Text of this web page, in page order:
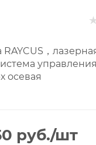
RAYCUS，
осевая
руб./шт